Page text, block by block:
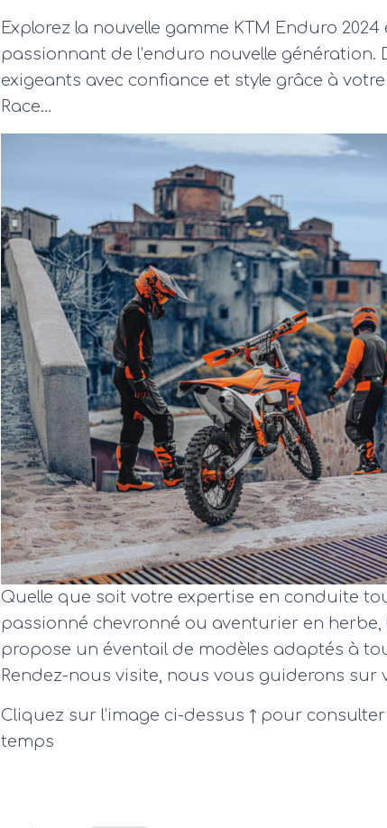
Explorez la nouvelle gamme KTM Enduro
passionnant de l’enduro nouvelle génération.
exigeants avec confiance et style grâce à
Race…
Quelle que soit votre expertise en conduite
passionné chevronné ou aventurier en herbe,
propose un éventail de modèles adaptés à
Rendez-nous visite, nous vous guiderons sur
Cliquez sur l’image ci-dessus ↑ pour
temps
L’équipe